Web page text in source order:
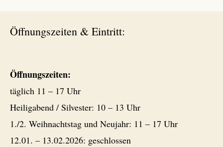
Öffnungszeiten & Eintritt:
Öffnungszeiten:
täglich 11 – 17 Uhr
Heiligabend / Silvester: 10 – 13 Uhr
1./2. Weihnachtstag und Neujahr: 11 – 17 Uhr
12.01. – 13.02.2026: geschlossen